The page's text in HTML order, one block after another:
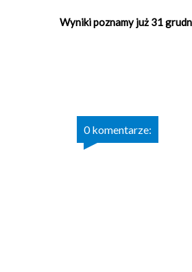
Wyniki poznamy już 31
0 komentarze: